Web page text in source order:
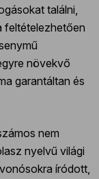
találni,
feltételezhetően
növekvő
garantáltan és
nem
nyelvű világi
íródott,